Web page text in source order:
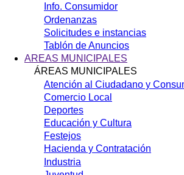
Info. Consumidor
Ordenanzas
Solicitudes e instancias
Tablón de Anuncios
AREAS MUNICIPALES
ÁREAS MUNICIPALES
Atención al Ciudadano y
Comercio Local
Deportes
Educación y Cultura
Festejos
Hacienda y Contratación
Industria